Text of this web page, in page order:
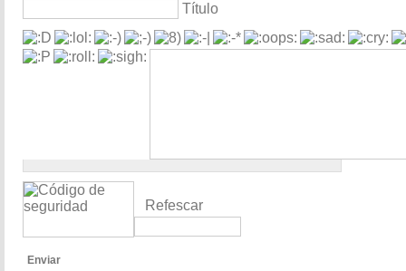
Título
Refescar
Enviar